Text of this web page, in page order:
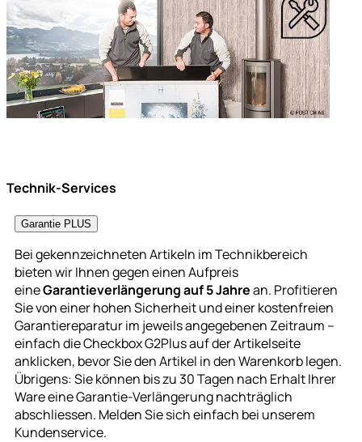
Technik-Services
Garantie PLUS
Bei gekennzeichneten Artikeln im Technikbereich
bieten wir Ihnen gegen einen Aufpreis
eineGarantieverlängerung auf 5 Jahrean. Profitieren
Sie von einer hohen Sicherheit und einer kostenfreien
Garantiereparatur im jeweils angegebenen Zeitraum –
einfach die Checkbox G2Plus auf der Artikelseite
anklicken, bevor Sie den Artikel in den Warenkorb legen.
Übrigens: Sie können bis zu 30 Tagen nach Erhalt Ihrer
Ware eine Garantie-Verlängerung nachträglich
abschliessen. Melden Sie sich einfach bei unserem
Kundenservice.